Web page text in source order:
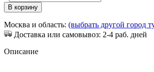
В корзину
Москва и область: (выбрать другой город
Доставка или самовывоз: 2-4 раб. дней
Описание